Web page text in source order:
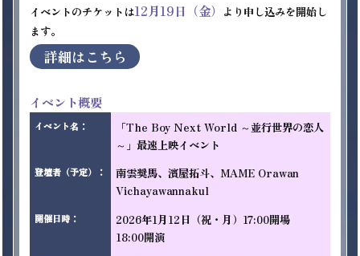
イベントのチケットは12月19日（金） より申し込みを開始し
詳細はこちら
イベント概要
イベント名 ：
「The Boy Next World ～並行世界の恋人
～」最速上映イベント
登壇者（予定） ：
南雲奨馬、濱屋拓斗、MAME Orawan
Vichayawannakul
開催日時：
2026年1月12日（祝・月）17:00開場
18:00開演